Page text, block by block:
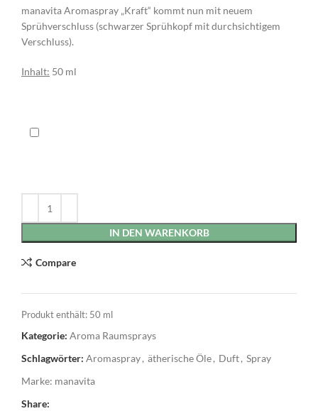
manavita Aromaspray „Kraft“ kommt nun mit neuem
Sprühverschluss (schwarzer Sprühkopf mit durchsichtigem
Verschluss).
Inhalt: 50 ml
IN DEN WARENKORB
Compare
Produkt enthält: 50 ml
Kategorie: Aroma Raumsprays
Schlagwörter: Aromaspray, ätherische Öle, Duft, Spray
Marke: manavita
Share: